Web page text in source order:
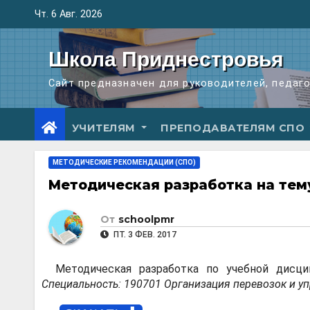
содержимому
Чт. 6 Авг. 2026
Школа Приднестровья
Сайт предназначен для руководителей,
УЧИТЕЛЯМ ПРЕПОДАВАТЕЛЯМ СПО
МЕТОДИЧЕСКИЕ РЕКОМЕНДАЦИИ (СПО)
Методическая разработка на
От schoolpmr
ПТ. 3 ФЕВ. 2017
Методическая разработка по учебной
Специальность: 190701 Организация перевозок и